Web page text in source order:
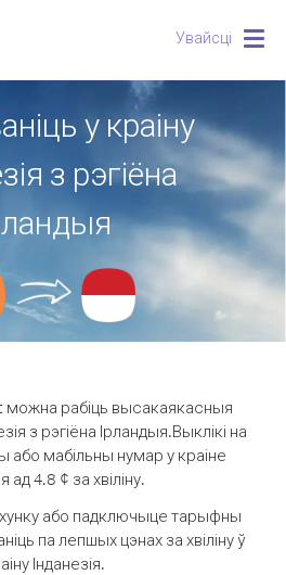
Увайсці
у краіну
з рэгіёна
рабіць высакаякасныя
з рэгіёна Ірландыя.Выклікі на
мабільны нумар у краіне
ад 4.8 ¢ за хвіліну.
або падключыце тарыфны
па лепшых цэнах за хвіліну ў
Інданезія.